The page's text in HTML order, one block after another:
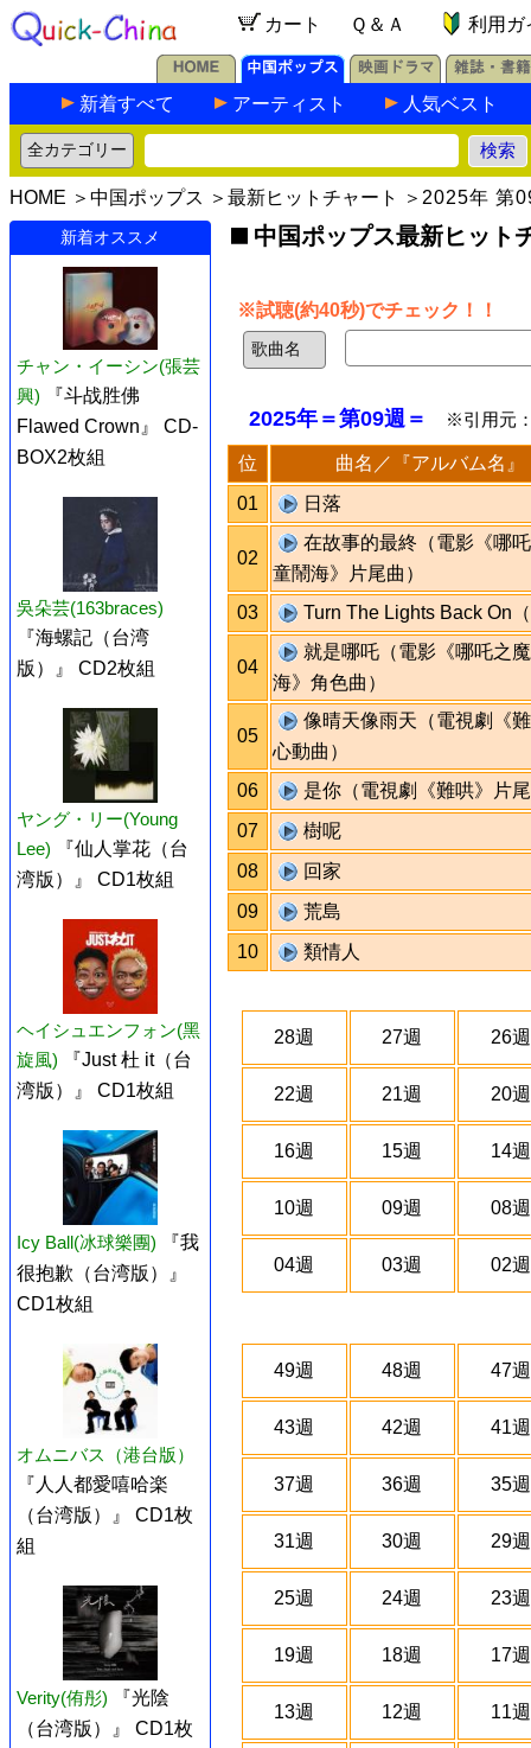
カート Ｑ＆Ａ 利用ガ
新着すべて アーティスト 人気ベスト
HOME ＞ 中国ポップス ＞ 最新ヒットチャート ＞ 2025年 第
新着オススメ
チャン・イーシン(張芸
興)
『斗战胜佛
Flawed Crown』 CD-
BOX2枚組
吳朵芸(163braces)
『海螺記（台湾
版）』 CD2枚組
ヤング・リー(Young
Lee)
『仙人掌花（台
湾版）』 CD1枚組
ヘイシュエンフォン(黑
旋風)
『Just 杜 it（台
湾版）』 CD1枚組
Icy Ball(冰球樂團)
『我
很抱歉（台湾版）』
CD1枚組
オムニバス（港台版）
『人人都愛嘻哈楽
（台湾版）』 CD1枚
組
Verity(侑彤)
『光陰
（台湾版）』 CD1枚
中国ポップス最新ヒット
※試聴(約40秒)でチェック！！
2025年＝第09週＝ ※引用元
位
曲名／『アルバム名』
01
日落
02
在故事的最終（電影《哪
童鬧海》片尾曲）
03
Turn The Lights Back On
04
就是哪吒（電影《哪吒之
海》角色曲）
05
像晴天像雨天（電視劇《
心動曲）
06
是你（電視劇《難哄》片
07
樹呢
08
回家
09
荒島
10
類情人
28週 27週 26週
22週 21週 20週
16週 15週 14週
10週 09週 08週
04週 03週 02週
49週 48週 47週
43週 42週 41週
37週 36週 35週
31週 30週 29週
25週 24週 23週
19週 18週 17週
13週 12週 11週